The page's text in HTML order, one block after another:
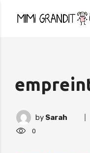
by Sarah
0